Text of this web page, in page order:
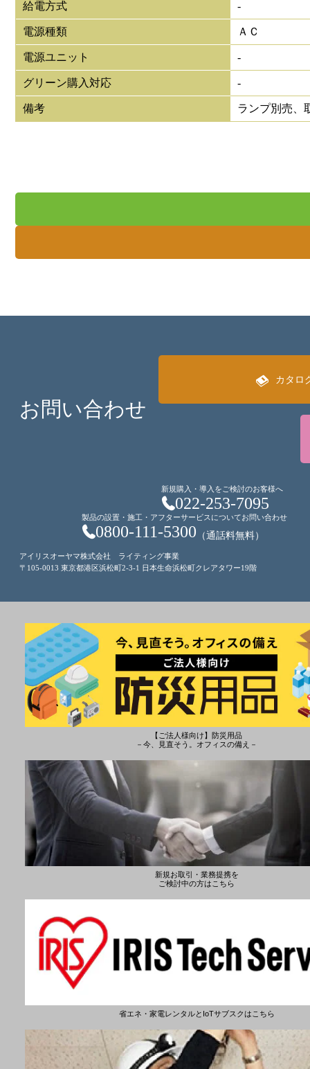
給電方式 -
電源種類 ＡＣ
電源ユニット -
グリーン購入対応 -
備考 ランプ別売、
お問い合わせ
カタロ
新規購入・導入をご検討のお客様へ
022-253-7095
製品の設置・施工・アフターサービスについてお問い合わせ
0800-111-5300 （通話料無料）
アイリスオーヤマ株式会社 ライティング事業
〒105-0013 東京都港区浜松町2-3-1 日本生命浜松町クレアタワー19階
【ご法人様向け】防災用品
－今、見直そう。オフィスの備え－
新規お取引・業務提携を
ご検討中の方はこちら
省エネ・家電レンタルとIoTサブスクはこちら